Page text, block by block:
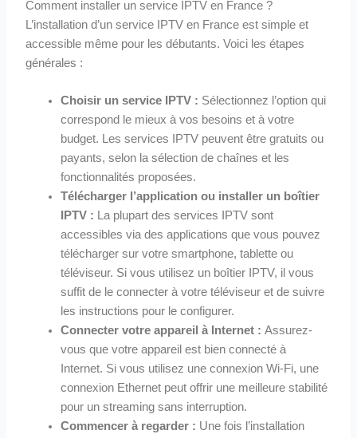
Comment installer un service IPTV en France ?
L’installation d’un service IPTV en France est simple et
accessible même pour les débutants. Voici les étapes
générales :
Choisir un service IPTV : Sélectionnez l’option qui
correspond le mieux à vos besoins et à votre
budget. Les services IPTV peuvent être gratuits ou
payants, selon la sélection de chaînes et les
fonctionnalités proposées.
Télécharger l’application ou installer un boîtier
IPTV : La plupart des services IPTV sont
accessibles via des applications que vous pouvez
télécharger sur votre smartphone, tablette ou
téléviseur. Si vous utilisez un boîtier IPTV, il vous
suffit de le connecter à votre téléviseur et de suivre
les instructions pour le configurer.
Connecter votre appareil à Internet : Assurez-
vous que votre appareil est bien connecté à
Internet. Si vous utilisez une connexion Wi-Fi, une
connexion Ethernet peut offrir une meilleure stabilité
pour un streaming sans interruption.
Commencer à regarder : Une fois l’installation